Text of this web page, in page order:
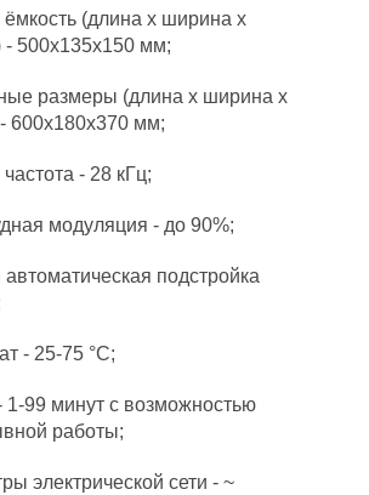
ёмкость (длина x ширина x
- 500x135x150 мм;
размеры (длина x ширина x
600x180x370 мм;
- 28 кГц;
модуляция - до 90%;
подстройка
- 25-75 °С;
1-99 минут с возможностью
работы;
электрической сети - ~